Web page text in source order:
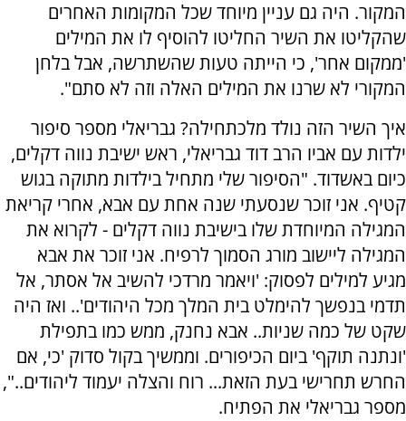
המקור. היה גם עניין מיוחד שכל המקומות האחרים
שהקליטו את השיר החליטו להוסיף לו את המילים
'ממקום אחר', כי הייתה טעות שהשתרשה, אבל בלחן
המקורי לא שרנו את המילים האלה וזה לא סתם".
איך השיר הזה נולד מלכתחילה? גבריאלי מספר סיפור
ילדות עם אביו הרב דוד גבריאלי, ראש ישיבת נווה דקלים,
כיום באשדוד. "הסיפור שלי מתחיל בילדות מתוקה בגוש
קטיף. אני זוכר שנסעתי שנה אחת עם אבא, אחרי קריאת
המגילה המיוחדת שלו בישיבת נווה דקלים - לקרוא את
המגילה ליישוב מורג הסמוך לרפיח. אני זוכר את אבא
מגיע למילים לפסוק: 'ויאמר מרדכי להשיב אל אסתר, אל
תדמי בנפשך להימלט בית המלך מכל היהודים'.. ואז היה
שקט של כמה שניות.. אבא נחנק, ממש כמו בתפילת
'ונתנה תוקף' ביום הכיפורים. וממשיך בקול סדוק 'כי, אם
החרש תחרישי בעת הזאת... רוח והצלה יעמוד ליהודים..",
מספר גבריאלי את הפתיח.